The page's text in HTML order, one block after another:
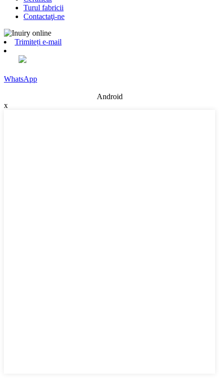
Turul fabricii
Contactaţi-ne
Trimiteți e-mail
WhatsApp
Android
x